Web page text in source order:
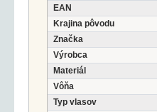
EAN
Krajina pôvodu
Značka
Výrobca
Materiál
Vôňa
Typ vlasov